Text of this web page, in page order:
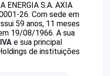
ENERGIA S.A. AXIA
26. Com sede em
59 anos, 11 meses
19/08/1966. A sua
e sua principal
de instituições